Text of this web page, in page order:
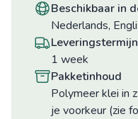
beschikbaar in
Nederlands,
leveringstermijn
1 week
pakketinhoud
Polymeer klei in
je voorkeur (zie